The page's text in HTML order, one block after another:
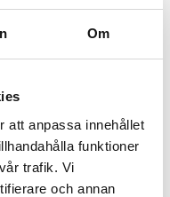
Om
att anpassa innehållet
funktioner
trafik. Vi
och annan